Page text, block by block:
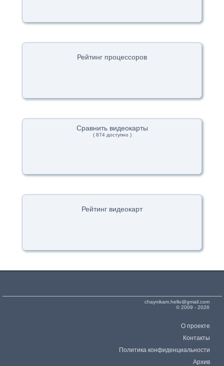
Рейтинг процессоров
Сравнить видеокарты
( 874 доступно )
Рейтинг видеокарт
chaynikam.hello@gmail.com
© 2009 - 2026
О проекте
Контакты
Политика конфиденциальности
Архив